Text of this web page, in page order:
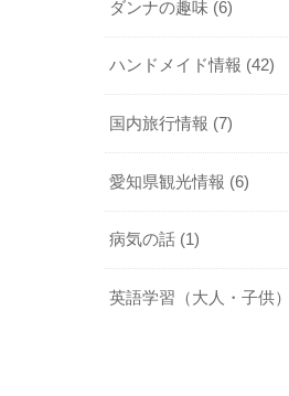
ダンナの趣味 (6)
ハンドメイド情報 (42)
国内旅行情報 (7)
愛知県観光情報 (6)
病気の話 (1)
英語学習（大人・子供）